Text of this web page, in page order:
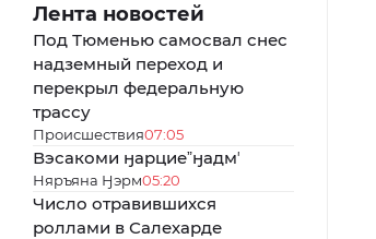
Лента новостей
Под Тюменью самосвал снес
надземный переход и
перекрыл федеральную
трассу
Происшествия07:05
Вэсакоми ӈарциеˮӈадмʼ
Няръяна Ӈэрм05:20
Число отравившихся
роллами в Салехарде